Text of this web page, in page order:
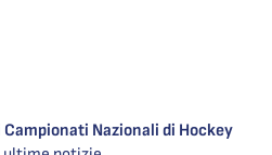
Campionati Nazionali di Hockey